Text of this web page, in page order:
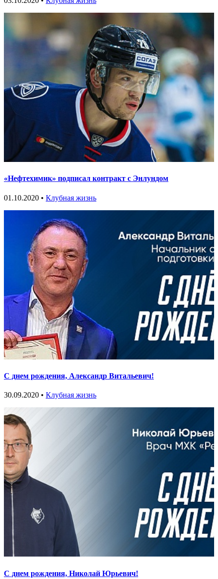
«Нефтехимик» подписал контракт с Энлундом
01.10.2020 • Клубная жизнь
С днем рождения, Александр Витальевич!
30.09.2020 • Клубная жизнь
С днем рождения, Николай Юрьевич!